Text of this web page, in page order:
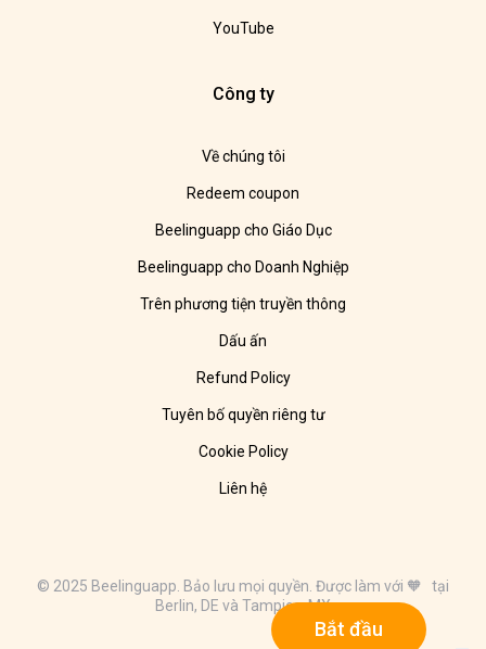
Bắt đầu
YouTube
Công ty
Về chúng tôi
Redeem coupon
Beelinguapp cho Giáo Dục
Beelinguapp cho Doanh Nghiệp
Trên phương tiện truyền thông
Dấu ấn
Refund Policy
Tuyên bố quyền riêng tư
Cookie Policy
Liên hệ
© 2025 Beelinguapp. Bảo lưu mọi quyền. Được làm với 🧡 tại
Berlin, DE và Tampico, MX